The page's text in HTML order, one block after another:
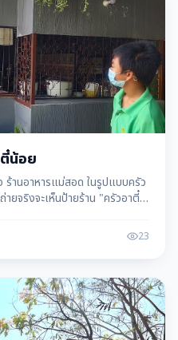
ตี๋น้อย
ร้านอาหารแม่สอด ในรูปแบบครัว
ยจริงจะเห็นป้ายร้าน "ครัวอาตี๋
23